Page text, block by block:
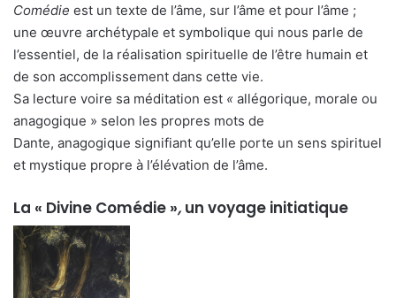
Comédie est un texte de l’âme, sur l’âme et pour l’âme ;
une œuvre archétypale et symbolique qui nous parle de
l’essentiel, de la réalisation spirituelle de l’être humain et
de son accomplissement dans cette vie.
Sa lecture voire sa méditation est « allégorique, morale ou
anagogique » selon les propres mots de
Dante, anagogique signifiant qu’elle porte un sens spirituel
et mystique propre à l’élévation de l’âme.
La « Divine Comédie »,un voyage initiatique